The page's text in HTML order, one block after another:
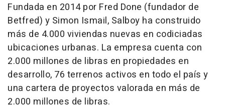
Fundada en 2014 por Fred Done (fundador de
Betfred) y Simon Ismail, Salboy ha construido
más de 4.000 viviendas nuevas en codiciadas
ubicaciones urbanas. La empresa cuenta con
2.000 millones de libras en propiedades en
desarrollo, 76 terrenos activos en todo el país y
una cartera de proyectos valorada en más de
2.000 millones de libras.